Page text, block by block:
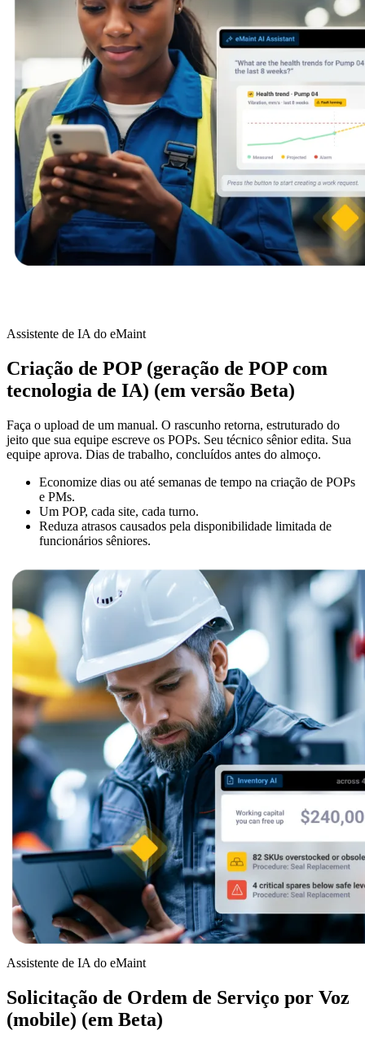
Peças e Estoque
Controle de almoxarifado, reposição, contagens cíclicas
Conformidade Regulatória
Trilhas de auditoria, validação, assinaturas
Software EAM
Hierarquias, histórico, custo total de propriedade
Energia e Serviços Públicos
Geração, T&D, energias renováveis
Hotelaria
Ativos voltados ao hóspede em múltiplas propriedades
Saúde
Hospitais, clínicas, ativos biomédicos
Assistente de IA do eMaint
Criação de POP (geração de POP com
tecnologia de IA) (em versão Beta)
Faça o upload de um manual. O rascunho retorna, estruturado do
jeito que sua equipe escreve os POPs. Seu técnico sênior edita. Sua
equipe aprova. Dias de trabalho, concluídos antes do almoço.
Economize dias ou até semanas de tempo na criação de POPs
e PMs.
Um POP, cada site, cada turno.
Reduza atrasos causados pela disponibilidade limitada de
funcionários sêniores.
Assistente de IA do eMaint
Solicitação de Ordem de Serviço por Voz
(mobile) (em Beta)